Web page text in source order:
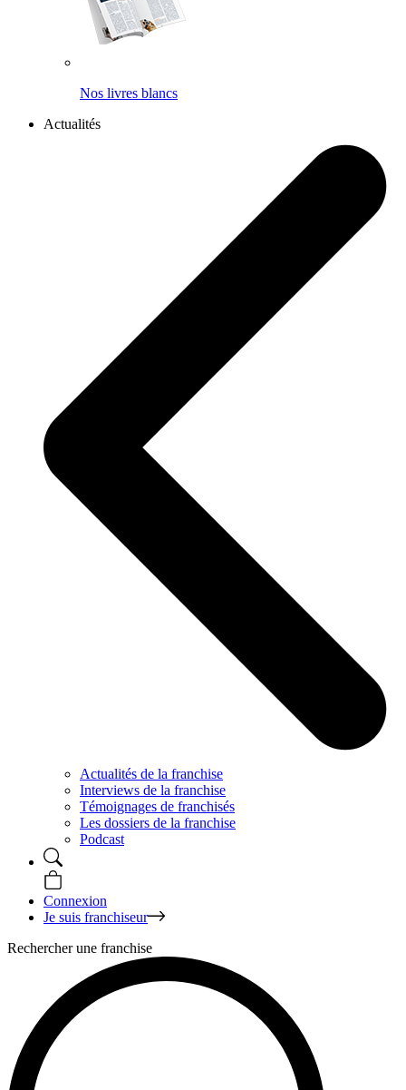
Nos livres blancs
Actualités
Actualités de la franchise
Interviews de la franchise
Témoignages de franchisés
Les dossiers de la franchise
Podcast
Connexion
Je suis franchiseur
Rechercher une franchise